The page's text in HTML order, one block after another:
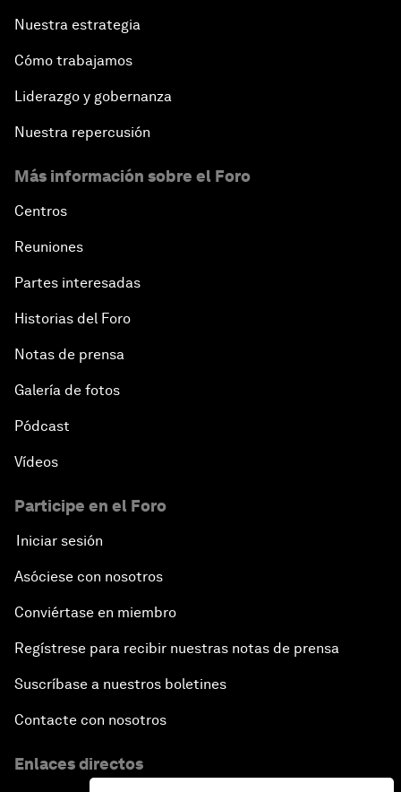
Nuestra estrategia
Cómo trabajamos
Liderazgo y gobernanza
Nuestra repercusión
Más información sobre el Foro
Centros
Reuniones
Partes interesadas
Historias del Foro
Notas de prensa
Galería de fotos
Pódcast
Vídeos
Participe en el Foro
Iniciar sesión
Asóciese con nosotros
Conviértase en miembro
Regístrese para recibir nuestras notas de prensa
Suscríbase a nuestros boletines
Contacte con nosotros
Enlaces directos